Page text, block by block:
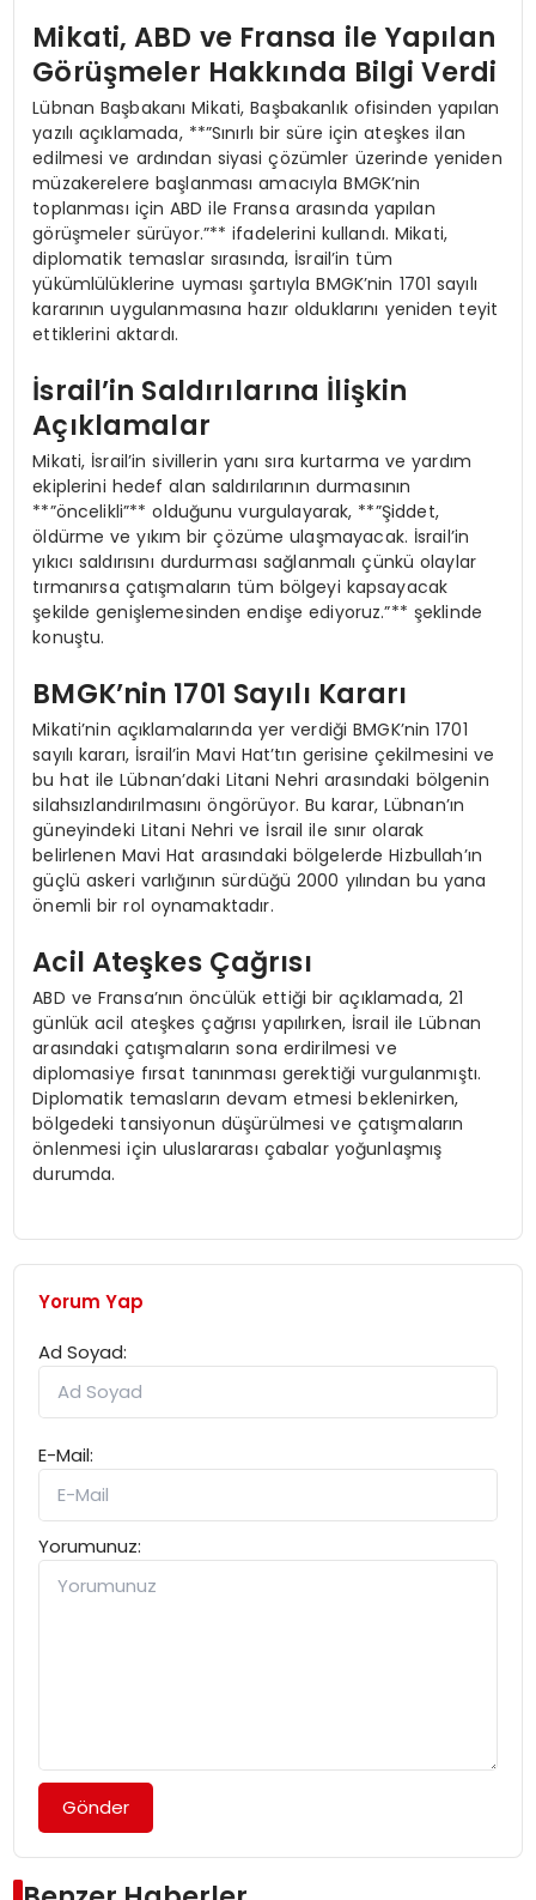
Mikati, ABD ve Fransa ile Yapılan
Görüşmeler Hakkında Bilgi Verdi
Lübnan Başbakanı Mikati, Başbakanlık ofisinden yapılan
yazılı açıklamada, **”Sınırlı bir süre için ateşkes ilan
edilmesi ve ardından siyasi çözümler üzerinde yeniden
müzakerelere başlanması amacıyla BMGK’nin
toplanması için ABD ile Fransa arasında yapılan
görüşmeler sürüyor.”** ifadelerini kullandı. Mikati,
diplomatik temaslar sırasında, İsrail’in tüm
yükümlülüklerine uyması şartıyla BMGK’nin 1701 sayılı
kararının uygulanmasına hazır olduklarını yeniden teyit
ettiklerini aktardı.
İsrail’in Saldırılarına İlişkin
Açıklamalar
Mikati, İsrail’in sivillerin yanı sıra kurtarma ve yardım
ekiplerini hedef alan saldırılarının durmasının
**”öncelikli”** olduğunu vurgulayarak, **”Şiddet,
öldürme ve yıkım bir çözüme ulaşmayacak. İsrail’in
yıkıcı saldırısını durdurması sağlanmalı çünkü olaylar
tırmanırsa çatışmaların tüm bölgeyi kapsayacak
şekilde genişlemesinden endişe ediyoruz.”** şeklinde
konuştu.
BMGK’nin 1701 Sayılı Kararı
Mikati’nin açıklamalarında yer verdiği BMGK’nin 1701
sayılı kararı, İsrail’in Mavi Hat’tın gerisine çekilmesini ve
bu hat ile Lübnan’daki Litani Nehri arasındaki bölgenin
silahsızlandırılmasını öngörüyor. Bu karar, Lübnan’ın
güneyindeki Litani Nehri ve İsrail ile sınır olarak
belirlenen Mavi Hat arasındaki bölgelerde Hizbullah’ın
güçlü askeri varlığının sürdüğü 2000 yılından bu yana
önemli bir rol oynamaktadır.
Acil Ateşkes Çağrısı
ABD ve Fransa’nın öncülük ettiği bir açıklamada, 21
günlük acil ateşkes çağrısı yapılırken, İsrail ile Lübnan
arasındaki çatışmaların sona erdirilmesi ve
diplomasiye fırsat tanınması gerektiği vurgulanmıştı.
Diplomatik temasların devam etmesi beklenirken,
bölgedeki tansiyonun düşürülmesi ve çatışmaların
önlenmesi için uluslararası çabalar yoğunlaşmış
durumda.
Yorum Yap
Ad Soyad:
E-Mail:
Yorumunuz:
Gönder